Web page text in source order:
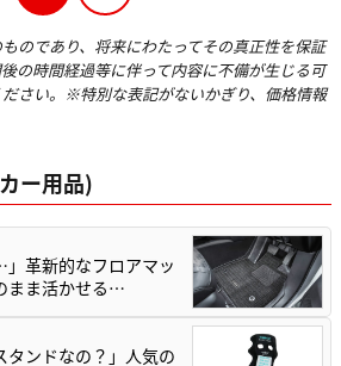
のであり、将来にわたってその真正性を保証
の時間経過等に伴って内容に不備が生じる可
さい。※特別な表記がないかぎり、価格情報
ー用品)
」革新的なフロアマッ
まま活かせる…
タンドなの？」人気の